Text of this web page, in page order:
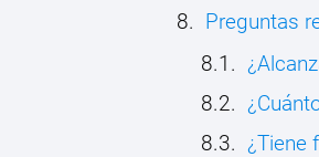
Preguntas
¿Tiene